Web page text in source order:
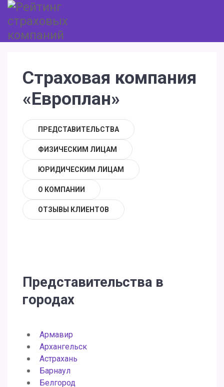
Страховая компания
«Европлан»
ПРЕДСТАВИТЕЛЬСТВА
ФИЗИЧЕСКИМ ЛИЦАМ
ЮРИДИЧЕСКИМ ЛИЦАМ
О КОМПАНИИ
ОТЗЫВЫ КЛИЕНТОВ
Представительства в
городах
Армавир
Архангельск
Астрахань
Барнаул
Белгород